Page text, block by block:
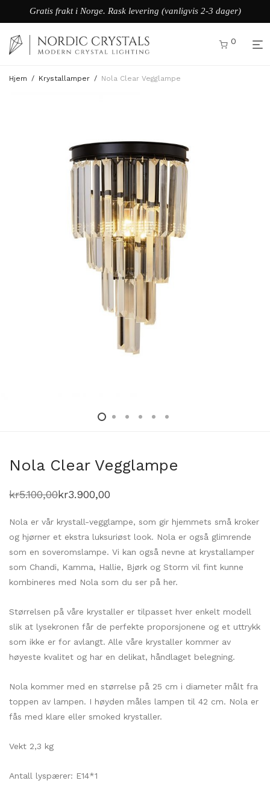
Gratis frakt i Norge. Rask levering (vanligvis 2-3 dager)
0
Hjem / Krystallamper / Nola Clear Vegglampe
Nola Clear Vegglampe
kr5.100,00
Opprinnelig
kr5.100,00.
kr3.900,00
Nåværende
kr3.900,00.
Nola er vår krystall-vegglampe, som gir hjemmets små kroker
og hjørner et ekstra luksuriøst look. Nola er også glimrende
som en soveromslampe. Vi kan også nevne at krystallamper
som Chandi, Kamma, Hallie, Bjørk og Storm vil fint kunne
kombineres med Nola som du ser på her.
Størrelsen på våre krystaller er tilpasset hver enkelt modell
slik at lysekronen får de perfekte proporsjonene og et uttrykk
som ikke er for avlangt. Alle våre krystaller kommer av
høyeste kvalitet og har en delikat, håndlaget belegning.
Nola kommer med en størrelse på 25 cm i diameter målt fra
toppen av lampen. I høyden måles lampen til 42 cm. Nola er
fås med klare eller smoked krystaller.
Vekt 2,3 kg
Antall lyspærer: E14*1